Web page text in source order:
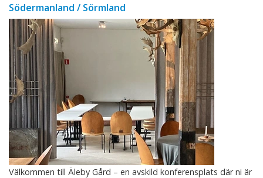
Södermanland / Sörmland
Välkommen till Äleby Gård – en avskild konferensplats där ni är